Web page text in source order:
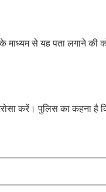
से यह पता लगाने की
करें। पुलिस का कहना है